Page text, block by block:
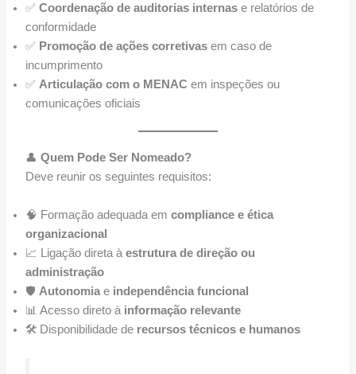
✅ Coordenação de auditorias internase relatórios de
conformidade
✅ Promoção de ações corretivasem caso de
incumprimento
✅ Articulação com o MENAC em inspeções ou
comunicações oficiais
👤 Quem Pode Ser Nomeado?
Deve reunir os seguintes requisitos:
🧠 Formação adequada em compliance e ética
organizacional
📈 Ligação direta à estrutura de direção ou
administração
🛡️ Autonomiae independência funcional
📊 Acesso direto à informação relevante
🛠️ Disponibilidade de recursos técnicos e humanos